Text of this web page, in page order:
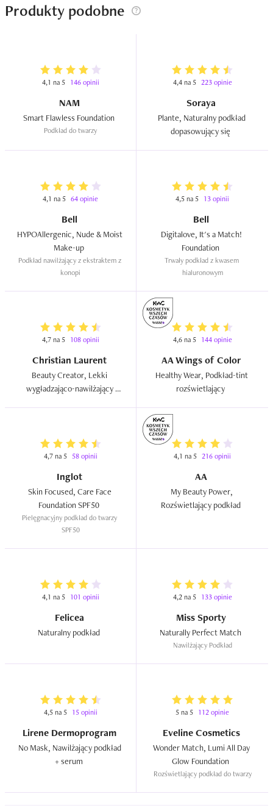
Produkty podobne
4,1 na 5 146 opinii
NAM
Podkład do twarzy
4,4 na 5 223 opinie
Soraya
Plante, Naturalny podkład
4,1 na 5 64 opinie
Bell
HYPOAllergenic, Nude & Moist
Podkład nawilżający z ekstraktem z
konopi
4,5 na 5 13 opinii
Bell
Digitalove, It's a Match!
Trwały podkład z kwasem
hialuronowym
4,7 na 5 108 opinii
Christian Laurent
Beauty Creator, Lekki
wygładzająco-nawilżający
4,6 na 5 144 opinie
AA Wings of Color
Healthy Wear, Podkład-tint
4,7 na 5 58 opinii
Inglot
Skin Focused, Care Face
Pielęgnacyjny podkład do twarzy
SPF50
4,1 na 5 216 opinii
AA
My Beauty Power,
4,1 na 5 101 opinii
Felicea
4,2 na 5 133 opinie
Miss Sporty
Nawilżający Podkład
4,5 na 5 15 opinii
Lirene Dermoprogram
No Mask, Nawilżający podkład
5 na 5 112 opinie
Eveline Cosmetics
Wonder Match, Lumi All Day
Rozświetlający podkład do twarzy